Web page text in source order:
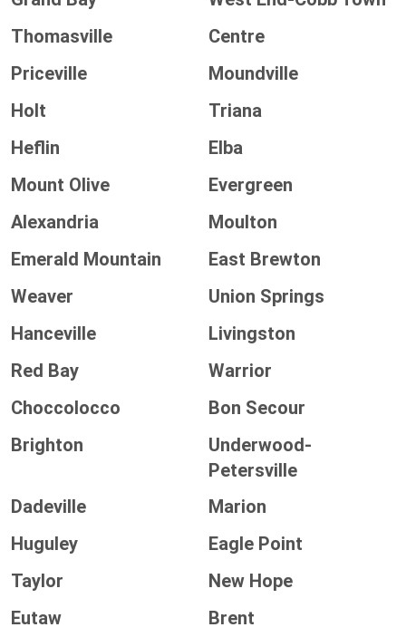
Thomasville
Centre
Priceville
Moundville
Holt
Triana
Heflin
Elba
Mount Olive
Evergreen
Alexandria
Moulton
Emerald Mountain
East Brewton
Weaver
Union Springs
Hanceville
Livingston
Red Bay
Warrior
Choccolocco
Bon Secour
Brighton
Underwood-
Petersville
Dadeville
Marion
Huguley
Eagle Point
Taylor
New Hope
Eutaw
Brent